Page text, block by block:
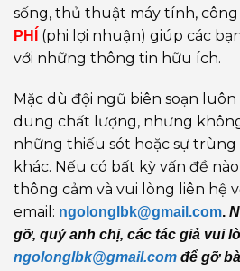
sống, thủ thuật máy tính, công
PHÍ
(phi lợi nhuận) giúp các
với những thông tin hữu ích.
Mặc dù đội ngũ biên soạn
dung chất lượng, nhưng
những thiếu sót hoặc sự trùng
khác. Nếu có bất kỳ vấn đề
thông cảm và vui lòng liên hệ
email: ngolonglbk@gmail.com.
gỡ, quý anh chị, các tác giả vui
ngolonglbk@gmail.com để gỡ